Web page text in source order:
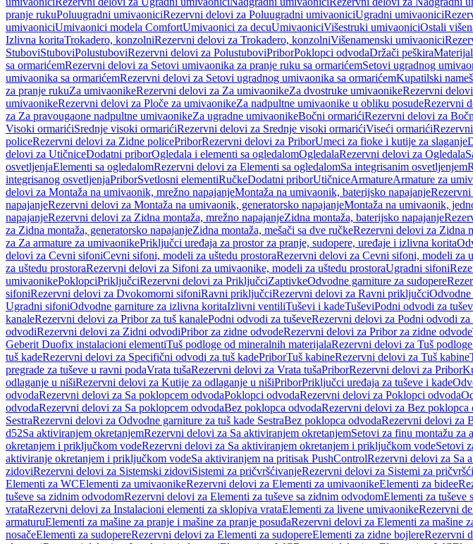
pranje rukuPoluugradni umivaoniciRezervni delovi za Poluugradni umivaoniciUgradni umivaonici
umivaoniciUmivaonici modela ComfortUmivaonici za decuUmivaoniciVišestruki umivaoniciOstali
Izlivna koritaTrokadero, konzolniRezervni delovi za Trokadero, konzolniVišenamenski umivaonici
StuboviStuboviPolustuboviRezervni delovi za PolustuboviPriborPoklopci odvodaDržači peškira
sa ormarićemRezervni delovi za Setovi umivaonika za pranje ruku sa ormarićemSetovi ugradnog
umivaonika sa ormarićemRezervni delovi za Setovi ugradnog umivaonika sa ormarićemKupatilski
za pranje rukuZa umivaonikeRezervni delovi za Za umivaonikeZa dvostruke umivaonikeRezervni
umivaonikeRezervni delovi za Ploče za umivaonikeZa nadpultne umivaonike u obliku posudeRezervni
za Za pravougaone nadpultne umivaonikeZa ugradne umivaonikeBočni ormarićiRezervni delovi za
Visoki ormarićiSrednje visoki ormarićiRezervni delovi za Srednje visoki ormarićiViseći ormarići
policeRezervni delovi za Zidne policePriborRezervni delovi za PriborUmeci za fioke i kutije za slaganje
delovi za UtičniceDodatni priborOgledala i elementi sa ogledalomOgledalaRezervni delovi za Ogledala
osvetljenjaElementi sa ogledalomRezervni delovi za Elementi sa ogledalomSa integrisanim osvetljenjem
integrisanog osvetljenjaPriborSvetlosni elementiRučkeDodatni priborUtičniceArmatureArmature za
delovi za Montaža na umivaonik, mrežno napajanjeMontaža na umivaonik, baterijsko napajanje
napajanjeRezervni delovi za Montaža na umivaonik, generatorsko napajanjeMontaža na umivaonik,
napajanjeRezervni delovi za Zidna montaža, mrežno napajanjeZidna montaža, baterijsko napajanje
za Zidna montaža, generatorsko napajanjeZidna montaža, mešači sa dve ručkeRezervni delovi za Zidna
za Za armature za umivaonikePriključci uređaja za prostor za pranje, sudopere, uređaje i izlivna korita
delovi za Cevni sifoniCevni sifoni, modeli za uštedu prostoraRezervni delovi za Cevni sifoni, modeli za
za uštedu prostoraRezervni delovi za Sifoni za umivaonike, modeli za uštedu prostoraUgradni sifoni
umivaonikePoklopciPriključciRezervni delovi za PriključciZaptivkeOdvodne garniture za sudopere
sifoniRezervni delovi za Dvokomorni sifoniRavni priključciRezervni delovi za Ravni priključciOdvodne
Ugradni sifoniOdvodne garniture za izlivna koritaIzlivni ventiliTuševi i kadeTuševiPodni odvodi za
kanaleRezervni delovi za Pribor za tuš kanalePodni odvodi za tuševeRezervni delovi za Podni odvodi za
odvodiRezervni delovi za Zidni odvodiPribor za zidne odvodeRezervni delovi za Pribor za zidne odvode
Geberit Duofix instalacioni elementiTuš podloge od mineralnih materijalaRezervni delovi za Tuš
tuš kadeRezervni delovi za Specifični odvodi za tuš kadePriborTuš kabineRezervni delovi za Tuš kabine
pregrade za tuševe u ravni podaVrata tušaRezervni delovi za Vrata tušaPriborRezervni delovi za Pribor
odlaganje u nišiRezervni delovi za Kutije za odlaganje u nišiPriborPriključci uređaja za tuševe i kade
odvodaRezervni delovi za Sa poklopcem odvodaPoklopci odvodaRezervni delovi za Poklopci odvoda
odvodaRezervni delovi za Sa poklopcem odvodaBez poklopca odvodaRezervni delovi za Bez poklopca
SestraRezervni delovi za Odvodne garniture za tuš kade SestraBez poklopca odvodaRezervni delovi za
d52Sa aktiviranjem okretanjemRezervni delovi za Sa aktiviranjem okretanjemSetovi za finu montažu za
okretanjem i priključkom vodeRezervni delovi za Sa aktiviranjem okretanjem i priključkom vodeSetovi
aktiviranje okretanjem i priključkom vodeSa aktiviranjem na pritisak PushControlRezervni delovi za Sa
zidoviRezervni delovi za Sistemski zidoviSistemi za pričvršćivanjeRezervni delovi za Sistemi za
Elementi za WCElementi za umivaonikeRezervni delovi za Elementi za umivaonikeElementi za bidee
tuševe sa zidnim odvodomRezervni delovi za Elementi za tuševe sa zidnim odvodomElementi za tuševe
vrataRezervni delovi za Instalacioni elementi za sklopiva vrataElementi za livene umivaonikeRezervni
armaturuElementi za mašine za pranje i mašine za pranje posuđaRezervni delovi za Elementi za mašine
nosačeElementi za sudopereRezervni delovi za Elementi za sudopereElementi za zidne bojlereRezervni